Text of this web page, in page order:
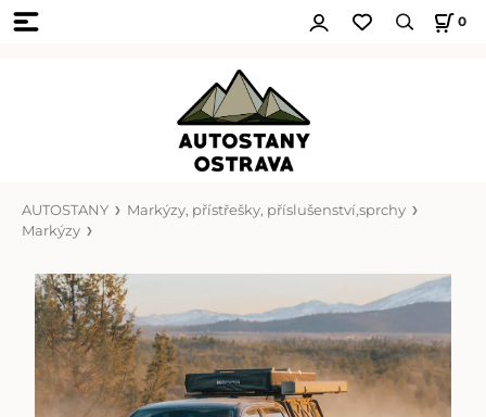
0
AUTOSTANY
Markýzy, přístřešky, příslušenství,sprchy
Markýzy